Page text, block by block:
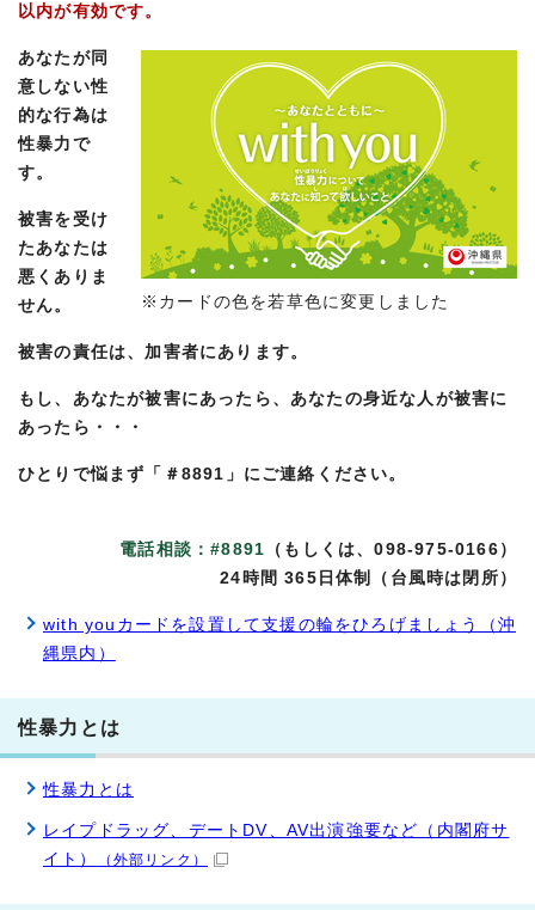
以内が有効です。
※カードの色を若草色に変更しました
あなたが同
意しない性
的な行為は
性暴力で
す。
被害を受け
たあなたは
悪くありま
せん。
被害の責任は、加害者にあります。
もし、あなたが被害にあったら、あなたの身近な人が被害に
あったら・・・
ひとりで悩まず「＃8891」にご連絡ください。
電話相談：#8891 （もしくは、098-975-0166）
24時間 365日体制（台風時は閉所）
with youカードを設置して支援の輪をひろげましょう（沖
縄県内）
性暴力とは
性暴力とは
レイプドラッグ、デートDV、AV出演強要など（内閣府サ
イト）
（外部リンク）